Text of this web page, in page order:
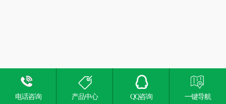
电话咨询 产品中心 QQ咨询 一键导航